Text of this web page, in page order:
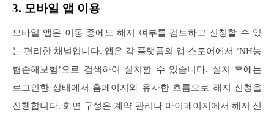
3. 모바일 앱 이용
모바일 앱은 이동 중에도 해지 여부를 검토하고 신청할 수 있
는 편리한 채널입니다. 앱은 각 플랫폼의 앱 스토어에서 ‘NH농
협손해보험’으로 검색하여 설치할 수 있습니다. 설치 후에는
로그인한 상태에서 홈페이지와 유사한 흐름으로 해지 신청을
진행합니다. 화면 구성은 계약 관리나 마이페이지에서 해지 신